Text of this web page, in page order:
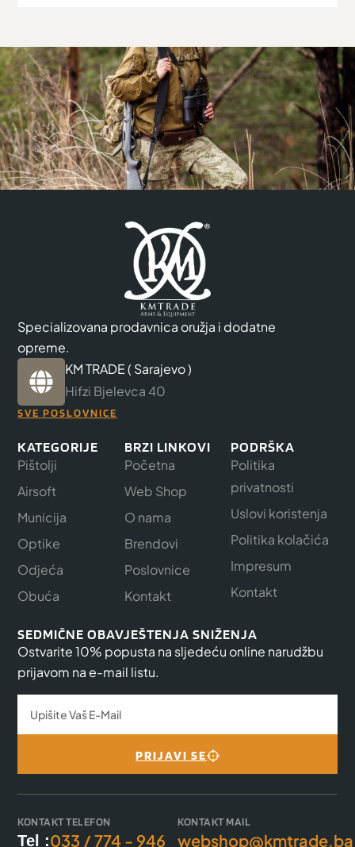
Specializovana prodavnica oružja i dodatne
opreme.
KM TRADE ( Sarajevo )
Hifzi Bjelevca 40
SVE POSLOVNICE
KATEGORIJE
Pištolji
Airsoft
Municija
Optike
Odjeća
Obuća
BRZI LINKOVI
Početna
Web Shop
O nama
Brendovi
Poslovnice
Kontakt
PODRŠKA
Politika
privatnosti
Uslovi koristenja
Politika kolačića
Impresum
Kontakt
SEDMIČNE OBAVJEŠTENJA SNIŽENJA
Ostvarite 10% popusta na sljedeću online narudžbu
prijavom na e-mail listu.
PRIJAVI SE
KONTAKT TELEFON
Tel :033 / 774 - 946
KONTAKT MAIL
webshop@kmtrade.ba